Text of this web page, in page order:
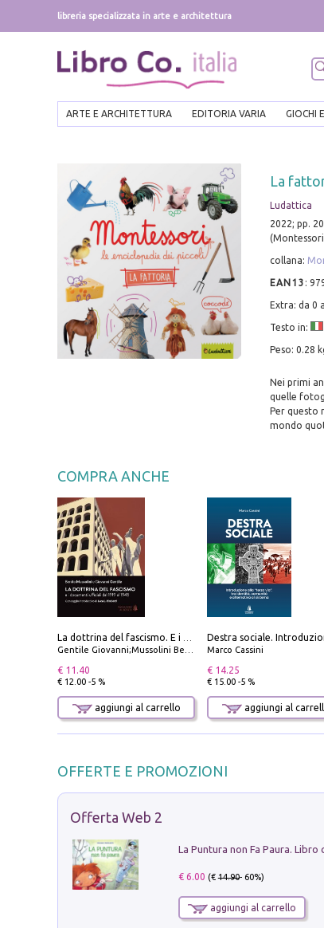
libreria specializzata in arte e architettura
ARTE E ARCHITETTURA EDITORIA VARIA GIOCHI
La
Ludattica
2022; pp.
collana:
EAN13 :
Extra: da 0
Testo in:
Peso: 0.28
Nei primi
quelle
Per questo
mondo
COMPRA ANCHE
Gentile Giovanni;Mussolini Benito
€ 11.40
€ 12.00 -5 %
aggiungi al carrello
Marco Cassini
€ 14.25
€ 15.00 -5 %
aggiungi al
OFFERTE E PROMOZIONI
Offerta Web 2
La Puntura non Fa Paura. Libro
€ 6.00 (€14.90- 60%)
aggiungi al carrello